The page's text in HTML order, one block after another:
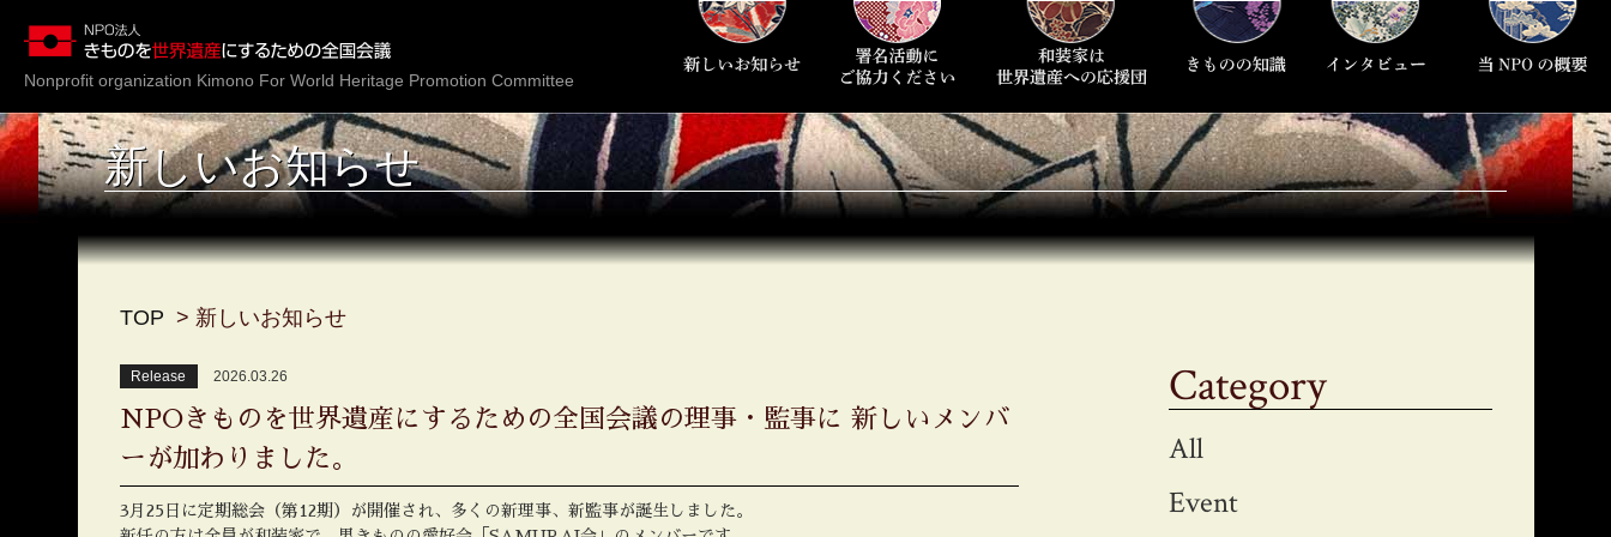
Nonprofit organization Kimono For World Heritage Promotion Committee
新しいお知らせ
TOP 新しいお知らせ
Category
All
Event
Release 2026.03.26
NPOきものを世界遺産にするための全国会議の理事・監事に 新しいメンバ
ーが加わりました。
3月25日に定期総会（第12期）が開催され、多くの新理事、新監事が誕生しました。